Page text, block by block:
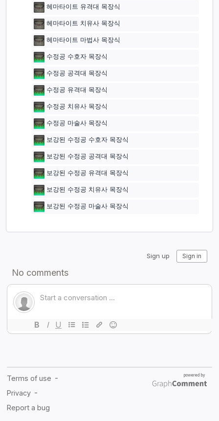
헤마타이트 유격대 목장식
헤마타이트 치유사 목장식
헤마타이트 마법사 목장식
수정공 수호자 목장식
수정공 공격대 목장식
수정공 유격대 목장식
수정공 치유사 목장식
수정공 마술사 목장식
보강된 수정공 수호자 목장식
보강된 수정공 공격대 목장식
보강된 수정공 유격대 목장식
보강된 수정공 치유사 목장식
보강된 수정공 마술사 목장식